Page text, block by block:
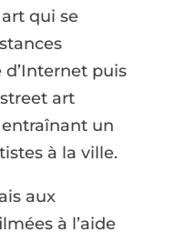
qui se
d’Internet puis
art
un
à la ville.
aux
à l’aide